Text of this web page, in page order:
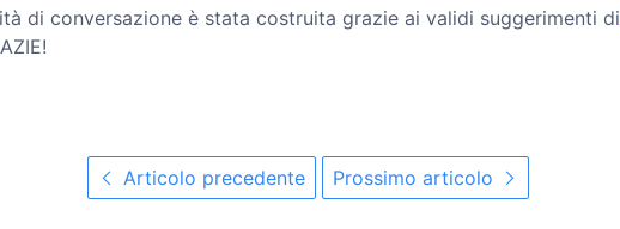
di conversazione è stata costruita grazie ai validi suggerimenti di
Articolo precedente Prossimo articolo